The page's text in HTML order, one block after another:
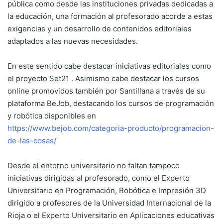
pública como desde las instituciones privadas dedicadas a
la educación, una formación al profesorado acorde a estas
exigencias y un desarrollo de contenidos editoriales
adaptados a las nuevas necesidades.
En este sentido cabe destacar iniciativas editoriales como
el proyecto Set21 . Asimismo cabe destacar los cursos
online promovidos también por Santillana a través de su
plataforma BeJob, destacando los cursos de programación
y robótica disponibles en
https://www.bejob.com/categoria-producto/programacion-
de-las-cosas/
Desde el entorno universitario no faltan tampoco
iniciativas dirigidas al profesorado, como el Experto
Universitario en Programación, Robótica e Impresión 3D
dirigido a profesores de la Universidad Internacional de la
Rioja o el Experto Universitario en Aplicaciones educativas